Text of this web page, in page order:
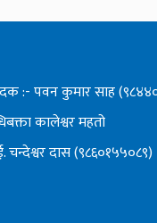
:- पवन कुमार साह
कालेश्वर महतो
चन्देश्वर दास (९८६०१५५०८९)